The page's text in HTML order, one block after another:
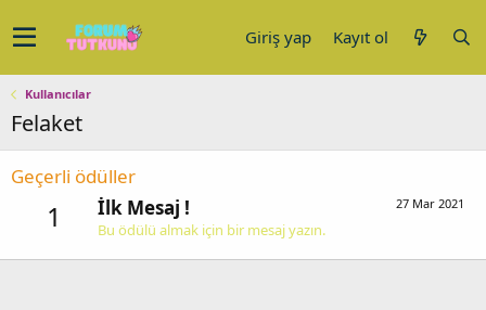
Giriş yap Kayıt ol
Kullanıcılar
Felaket
Geçerli ödüller
1 27 Mar 2021
İlk Mesaj !
Bu ödülü almak için bir mesaj yazın.